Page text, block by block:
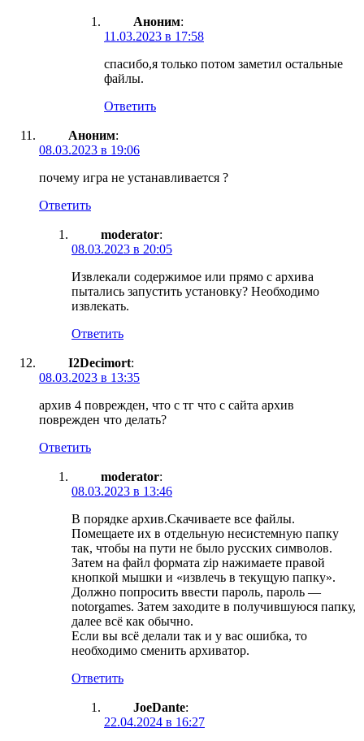
Аноним:
11.03.2023 в 17:58
спасибо,я только потом заметил остальные
файлы.
Ответить
Аноним:
08.03.2023 в 19:06
почему игра не устанавливается ?
Ответить
moderator:
08.03.2023 в 20:05
Извлекали содержимое или прямо с архива
пытались запустить установку? Необходимо
извлекать.
Ответить
I2Decimort:
08.03.2023 в 13:35
архив 4 поврежден, что с тг что с сайта архив
поврежден что делать?
Ответить
moderator:
08.03.2023 в 13:46
В порядке архив.Скачиваете все файлы.
Помещаете их в отдельную несистемную папку
так, чтобы на пути не было русских символов.
Затем на файл формата zip нажимаете правой
кнопкой мышки и «извлечь в текущую папку».
Должно попросить ввести пароль, пароль —
notorgames. Затем заходите в получившуюся папку,
далее всё как обычно.
Если вы всё делали так и у вас ошибка, то
необходимо сменить архиватор.
Ответить
JoeDante:
22.04.2024 в 16:27